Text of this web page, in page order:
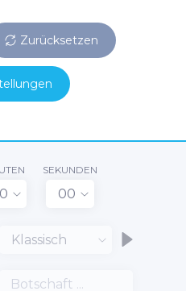
Zurücksetzen
SEKUNDEN
00
Klassisch